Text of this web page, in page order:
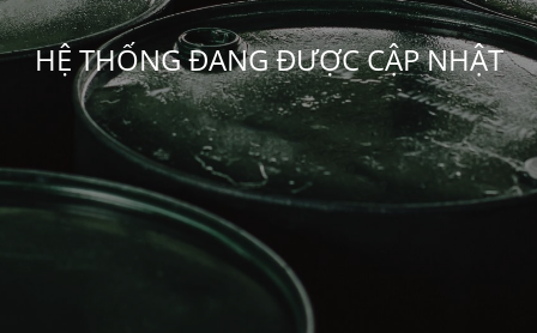
HỆ THỐNG ĐANG ĐƯỢC CẬP NHẬT